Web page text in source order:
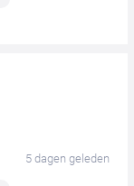
5 dagen geleden